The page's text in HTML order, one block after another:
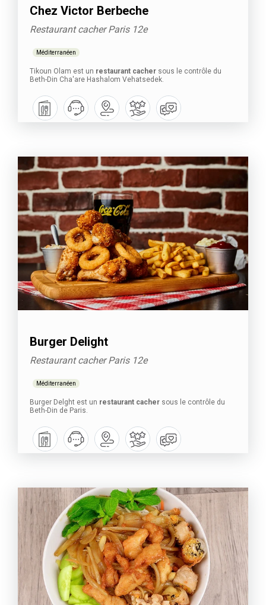
Chez Victor Berbeche
Restaurant cacher Paris 12e
Méditerranéen
Tikoun Olam est un restaurant cacher sous le contrôle du
Beth-Din Cha'are Hashalom Vehatsedek.
Burger Delight
Restaurant cacher Paris 12e
Méditerranéen
Burger Delght est un restaurant cacher sous le contrôle du
Beth-Din de Paris.